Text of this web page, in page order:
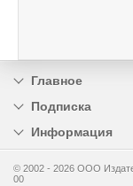
Главное
Подписка
Информация
© 2002 - 2026 OOO
00